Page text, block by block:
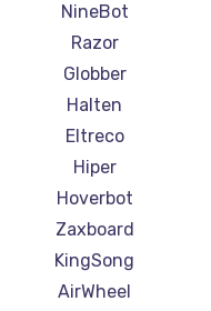
NineBot
Razor
Globber
Halten
Eltreco
Hiper
Hoverbot
Zaxboard
KingSong
AirWheel